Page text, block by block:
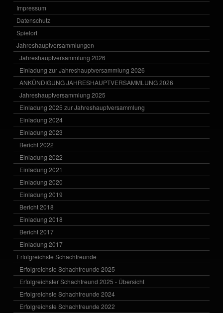
Impressum
Datenschutz
Spielort
Jahreshauptversammlungen
Jahreshauptversammlung 2026
Einladung zur Jahreshauptversammlung 2026
ANKÜNDIGUNG JAHRESHAUPTVERSAMMLUNG 2026
Jahreshauptversammlung 2025
Einladung 2025 zur Jahreshauptversammlung
Einladung 2024
Einladung 2023
Bericht 2022
Einladung 2022
Einladung 2021
Einladung 2020
Einladung 2019
Bericht 2018
Einladung 2018
Bericht 2017
Einladung 2017
Erfolgreichste Schachfreunde
Erfolgreichste Schachfreunde 2025
Erfolgreichster Schachfreund 2025 - Übersicht
Erfolgreichste Schachfreunde 2024
Erfolgreichste Schachfreunde 2022